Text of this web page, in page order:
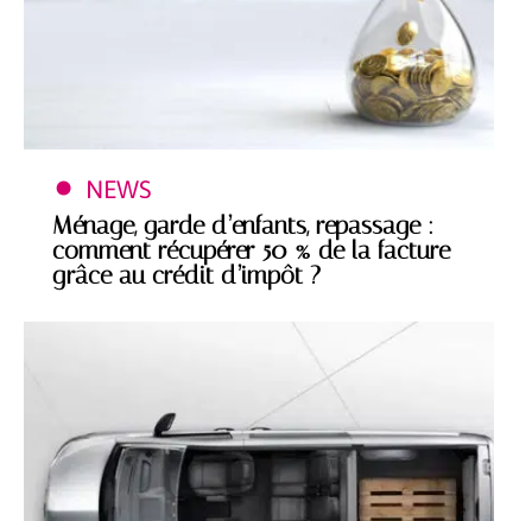
NEWS
Ménage, garde d’enfants, repassage :
comment récupérer 50 % de la facture
grâce au crédit d’impôt ?